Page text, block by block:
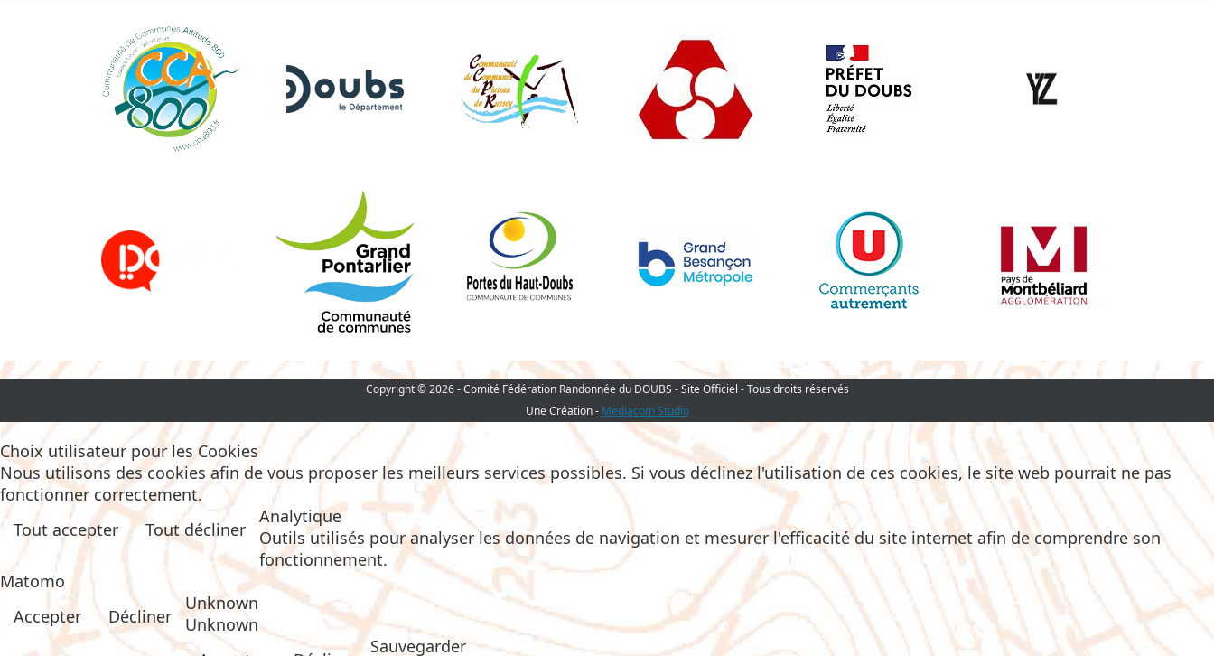
Copyright © 2026 - Comité Fédération Randonnée du DOUBS - Site Officiel - Tous droits réservés
Une Création - Mediacom Studio
Choix utilisateur pour les Cookies
Nous utilisons des cookies afin de vous proposer les meilleurs services possibles. Si vous déclinez l'utilisation de ces cookies, le site web pourrait ne pas
fonctionner correctement.
Tout accepter
Tout décliner
Analytique
Outils utilisés pour analyser les données de navigation et mesurer l'efficacité du site internet afin de comprendre son
fonctionnement.
Matomo
Accepter
Décliner
Unknown
Unknown
Sauvegarder